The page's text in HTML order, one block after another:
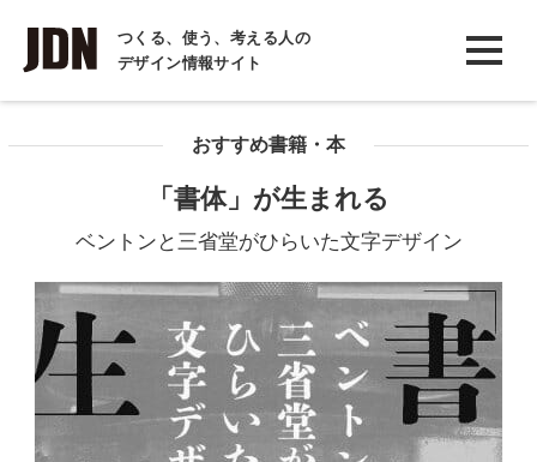
つくる、使う、考える人の
デザイン情報サイト
INTERVIEW
インタビュー
COLUMN
おすすめ書籍・本
「書体」が生まれる
ベントンと三省堂がひらいた文字デザイン